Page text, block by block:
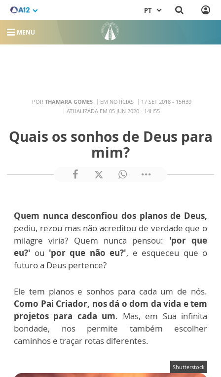
PT
MENU
POR THAMARA GOMES EM NOTÍCIAS
17 SET 2018 - 15H39
ATUALIZADA EM 05 JUN 2020 - 14H55
Quais os sonhos de Deus para
mim?
Quem nunca desconfiou dos planos de Deus,
pediu, rezou mas não acreditou de verdade que o
milagre viria? Quem nunca pensou: 'por que
eu?' ou 'por que não eu?', e esqueceu que o
futuro a Deus pertence?
Ele tem planos e sonhos para cada um de nós.
Como Pai Criador, nos dá o dom da vida e tem
projetos para cada um. Mas, em Sua infinita
bondade, nos permite também escolher
caminhos e traçar rotas diferentes.
Shutterstock